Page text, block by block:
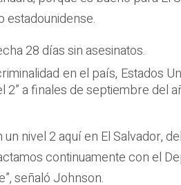
estadounidense.
28 días sin asesinatos.
en el país, Estados
2” a finales de septiembre del
nivel 2 aquí en El Salvador,
continuamente con el
señaló Johnson.